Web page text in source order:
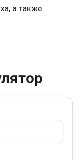
а также